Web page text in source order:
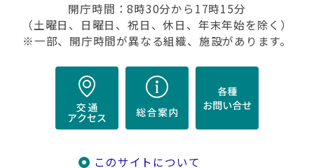
開庁時間：8時30分から17時15分
（土曜日、日曜日、祝日、休日、年末年始を除く）
※一部、開庁時間が異なる組織、施設があります。
このサイトについて